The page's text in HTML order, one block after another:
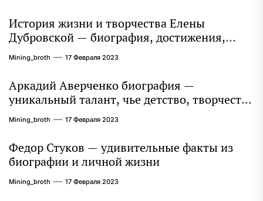
История жизни и творчества Елены
Дубровской — биография, достижения,
интересные факты
Mining_broth 17 Февраля 2023
Аркадий Аверченко биография —
уникальный талант, чье детство, творчество
и литературное наследие продолжают
восхищать миллионы
Mining_broth 17 Февраля 2023
Федор Стуков — удивительные факты из
биографии и личной жизни
Mining_broth 17 Февраля 2023